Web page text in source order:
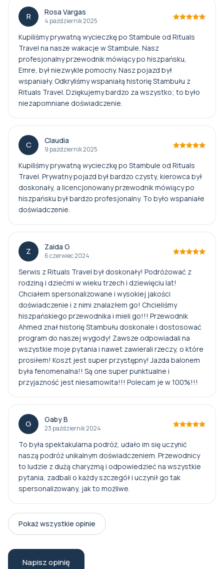
R Rosa Vargas
4 październik 2025
Kupiliśmy prywatną wycieczkę po Stambule od Rituals
Travel na nasze wakacje w Stambule. Nasz
profesjonalny przewodnik mówiący po hiszpańsku,
Emre, był niezwykle pomocny. Nasz pojazd był
wspaniały. Odkryliśmy wspaniałą historię Stambułu z
Rituals Travel. Dziękujemy bardzo za wszystko; to było
niezapomniane doświadczenie.
C Claudia
9 październik 2025
Kupiliśmy prywatną wycieczkę po Stambule od Rituals
Travel. Prywatny pojazd był bardzo czysty, kierowca był
doskonały, a licencjonowany przewodnik mówiący po
hiszpańsku był bardzo profesjonalny. To było wspaniałe
doświadczenie.
Z Zaida G
6 czerwiec 2024
Serwis z Rituals Travel był doskonały! Podróżować z
rodziną i dziećmi w wieku trzech i dziewięciu lat!
Chciałem spersonalizowane i wysokiej jakości
doświadczenie i z nimi znalazłem go! Chcieliśmy
hiszpańskiego przewodnika i mieli go!!! Przewodnik
Ahmed znał historię Stambułu doskonale i dostosować
program do naszej wygody! Zawsze odpowiadali na
wszystkie moje pytania i nawet zawierali rzeczy, o które
prosiłem! Koszt jest super przystępny! Jazda balonem
była fenomenalna!! Są one super punktualne i
przyjazność jest niesamowita!!! Polecam je w 100%!!!
G Gaby B
23 październik 2024
To była spektakularna podróż, udało im się uczynić
naszą podróż unikalnym doświadczeniem. Przewodnicy
to ludzie z dużą charyzmą i odpowiedzieć na wszystkie
pytania, zadbali o każdy szczegół i uczynił go tak
spersonalizowany, jak to możliwe.
Pokaż wszystkie opinie
Napisz opinię